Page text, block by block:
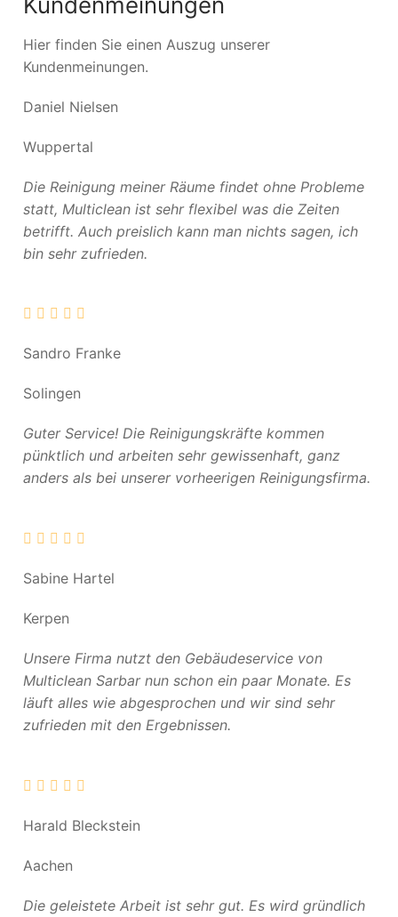
Hier finden Sie einen Auszug unserer
Kundenmeinungen.
Daniel Nielsen
Wuppertal
Die Reinigung meiner Räume findet ohne Probleme
statt, Multiclean ist sehr flexibel was die Zeiten
betrifft. Auch preislich kann man nichts sagen, ich
bin sehr zufrieden.
Sandro Franke
Solingen
Guter Service! Die Reinigungskräfte kommen
pünktlich und arbeiten sehr gewissenhaft, ganz
anders als bei unserer vorheerigen Reinigungsfirma.
Sabine Hartel
Kerpen
Unsere Firma nutzt den Gebäudeservice von
Multiclean Sarbar nun schon ein paar Monate. Es
läuft alles wie abgesprochen und wir sind sehr
zufrieden mit den Ergebnissen.
Harald Bleckstein
Aachen
Die geleistete Arbeit ist sehr gut. Es wird gründlich